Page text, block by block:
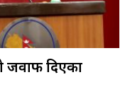
जवाफ दिएका